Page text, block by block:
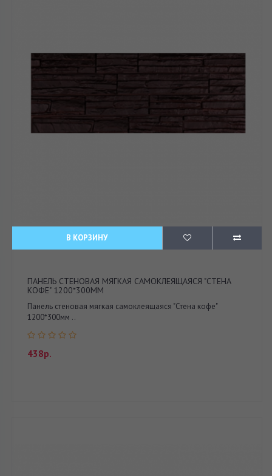
В КОРЗИНУ
ПАНЕЛЬ СТЕНОВАЯ МЯГКАЯ САМОКЛЕЯЩАЯСЯ "СТЕНА
КОФЕ" 1200*300ММ
Панель стеновая мягкая самоклеящаяся "Стена кофе"
1200*300мм ..
438р.